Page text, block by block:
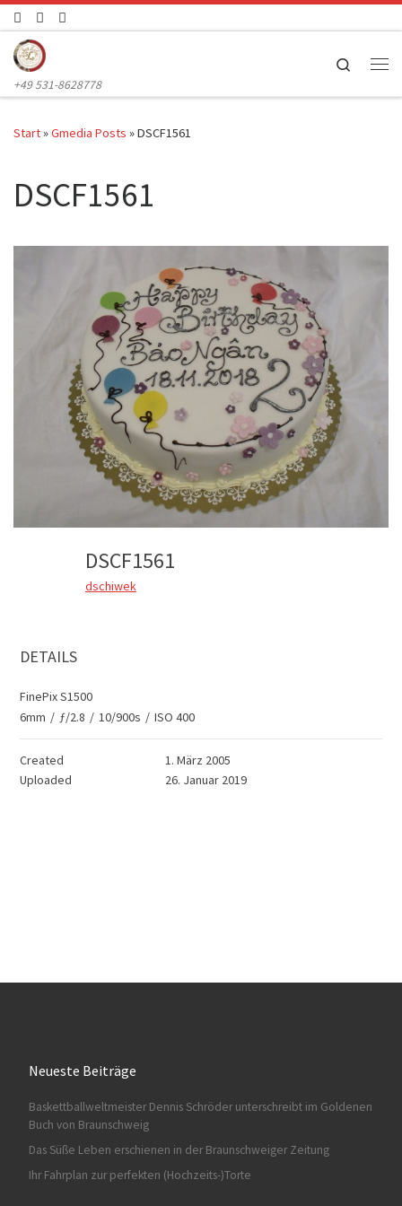
Zum Inhalt springen
+49 531-8628778
Search
Start»Gmedia Posts »DSCF1561
DSCF1561
DSCF1561
dschiwek
DETAILS
FinePix S1500
6mm / ƒ/2.8 / 10/900s / ISO 400
Created
1. März 2005
Uploaded
26. Januar 2019
Neueste Beiträge
Baskettballweltmeister Dennis Schröder unterschreibt im Goldenen
Buch von Braunschweig
Das Süße Leben erschienen in der Braunschweiger Zeitung
Ihr Fahrplan zur perfekten (Hochzeits-)Torte